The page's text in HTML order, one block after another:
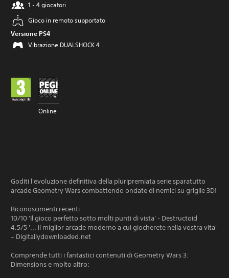
1 - 4 giocatori
Gioco in remoto supportato
Versione PS4
Vibrazione DUALSHOCK 4
Online
Goditi l'evoluzione definitiva della pluripremiata serie sparatutto
arcade Geometry Wars combattendo ondate di nemici su griglie 3D!
Riconoscimenti recenti:
10/10 'Il gioco perfetto sotto molti punti di vista' - Destructoid
4.5/5 '... il miglior arcade moderno a cui giocherete nella vostra vita'
– Digitallydownloaded.net
Comprende tutti i fantastici contenuti di Geometry Wars 3:
Dimensions e molto altro: